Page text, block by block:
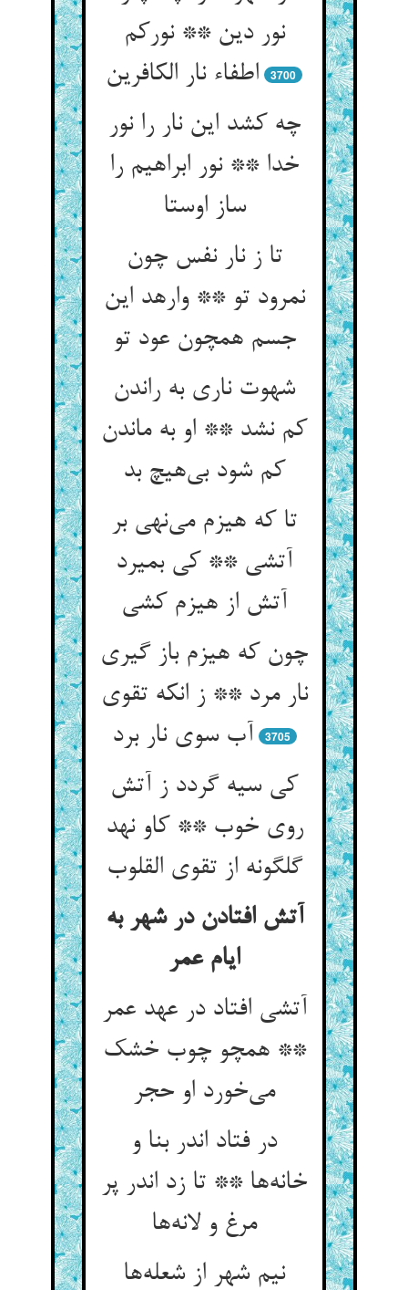
نور دین ** نورکم
3700
چه کشد این نار را نور
خدا ** نور ابراهیم را
ساز اوستا
تا ز نار نفس چون
نمرود تو ** وارهد این
جسم همچون عود تو
شهوت ناری به راندن
کم نشد ** او به ماندن
کم شود بی‌‌هیچ بد
تا که هیزم می‌‌نهی بر
آتشی ** کی بمیرد
چون که هیزم باز گیری
نار مرد ** ز انکه تقوی
آب سوی نار برد
3705
کی سیه گردد ز آتش
روی خوب ** کاو نهد
گلگونه از تقوی القلوب‌‌
آتش افتادن در شهر به
ایام عمر
آتشی افتاد در عهد عمر
** همچو چوب خشک
می‌‌خورد او حجر
در فتاد اندر بنا و
خانه‌‌ها ** تا زد اندر پر
مرغ و لانه‌‌ها
نیم شهر از شعله‌‌ها